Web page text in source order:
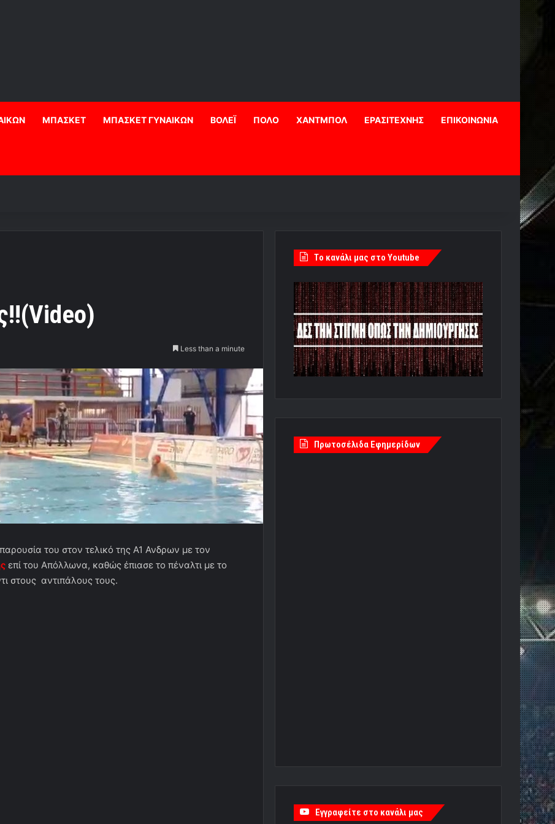
ΜΠΑΣΚΕΤ ΜΠΑΣΚΕΤ ΓΥΝΑΙΚΩΝ ΒΟΛΕΪ ΠΟΛΟ ΧΑΝΤΜΠΟΛ ΕΡΑΣΙΤΕΧΝΗΣ ΕΠΙΚΟΙΝΩΝΙΑ
Less than a minute
του στον τελικό της Α1 Ανδρων με τον
επί του Απόλλωνα, καθώς έπιασε το πέναλτι με το
στoυς αντιπάλους τους.
Tο κανάλι μας στο Youtube
Πρωτοσέλιδα Εφημερίδων
Εγγραφείτε στο κανάλι μας